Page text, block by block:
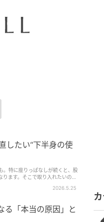
したい“下半身の使
。特に座りっぱなしが続くと、股
ります。そこで取り入れたいの
2026.5.25
る「本当の原因」と